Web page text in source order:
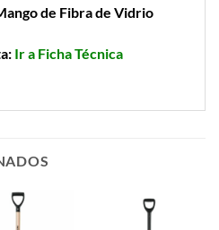
de Fibra de Vidrio
Ir a Ficha Técnica